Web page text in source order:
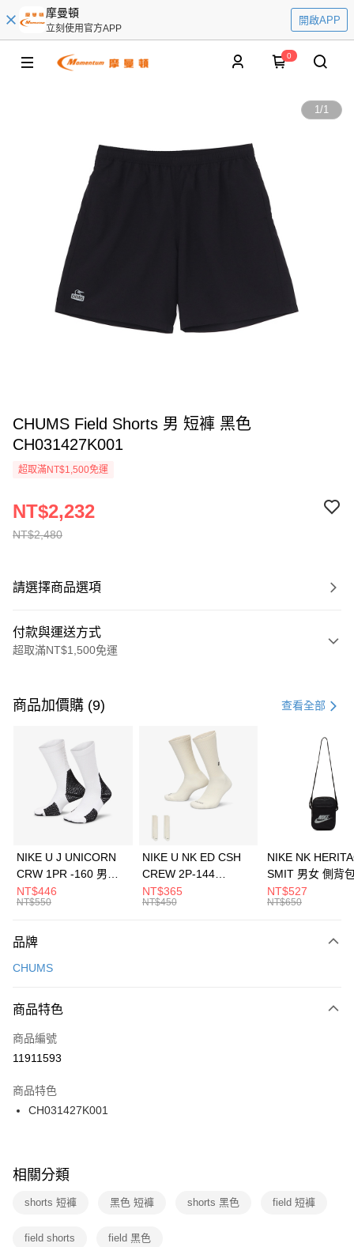
摩曼頓
立刻使用官方APP
開啟APP
0
1/1
CHUMS Field Shorts 男 短褲 黑色
CH031427K001
超取滿NT$1,500免運
NT$2,480
NT$2,232
請選擇商品選項
付款與運送方式
超取滿NT$1,500免運
信用卡一次付款
3 期 0 利率 每期 21家銀行
合作金庫商業銀行
第一商業銀行
華南商業銀行
彰化商業銀行
上海商業儲蓄銀行
元大商業銀行
台灣樂天信用卡公司
Apple Pay
全盈+PAY
AFTEE先享後付
【關於「AFTEE先享後付」】
便利好安心！
３．安心：先確認商品／服務後，再付款。
【「AFTEE先享後付」結帳流程】
１．於結帳方式選擇「AFTEE先享後付」後，將跳轉至「AFTEE先享後付」
２．訂單成立數日內，您將收到繳費通知簡訊。
３．收到繳費通知簡訊後14天內，點擊此簡訊中的連結，可透過四大超商／
ATM／網路銀行／等多元方式進行付款，方視為交易完成。
※ 交易是否成功請以「AFTEE先享後付 」之結帳頁面顯示為準，若有關於
是否繳費成功／繳費後需取消欲退款等相關疑問，請聯繫「AFTEE先享後付
客戶支援中心」
https://netprotections.freshdesk.com/support/home
１．透過由恩沛科技股份有限公司提供之「AFTEE先享後付」服務完成之交
運送方式
每筆NT$100，滿NT$1,500(含以上)免運費
宅配
每筆NT$100，滿NT$1,500(含以上)免運費
付款後門市自取
每筆NT$100，滿NT$1,500(含以上)免運費
商品加價購 (9) 查看全部
NIKE U J UNICORN
CRW 1PR -160 男女
中統襪 FZ3393100
NT$446
NT$550
NIKE U NK ED CSH
CREW 2P-144
EMBRDY 男女 短統襪
FZ3073133
NT$365
NT$450
NIKE NK
SMIT 男女 側背
BA5871010
NT$527
NT$650
品牌
CHUMS
商品特色
商品編號
11911593
商品特色
CH031427K001
相關分類
shorts 短褲 黑色 短褲 shorts 黑色 field 短褲
field shorts field 黑色